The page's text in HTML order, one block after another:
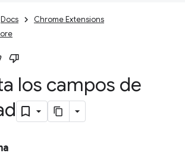
Docs
Chrome Extensions
los campos de